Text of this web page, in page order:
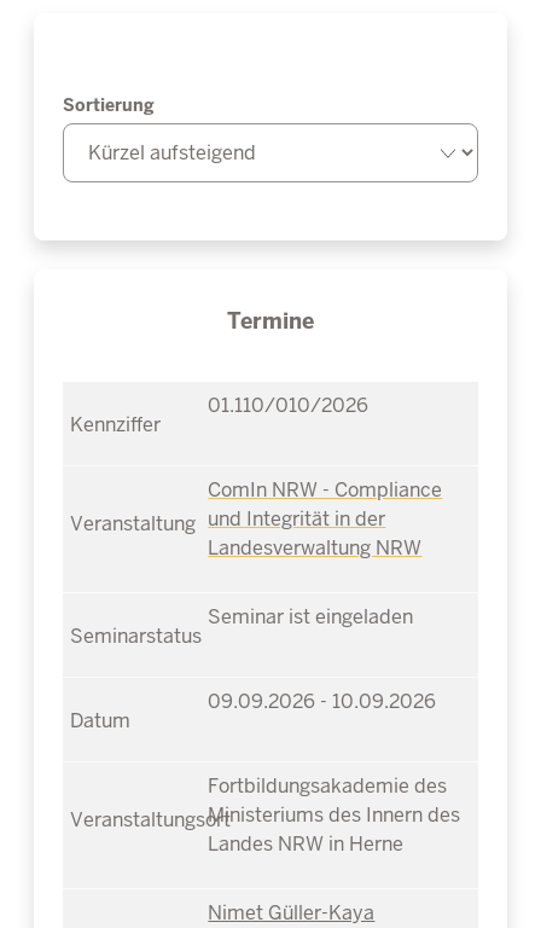
Sortierung
Termine
01.110/010/2026
ComIn NRW - Compliance
und Integrität in der
Landesverwaltung NRW
Seminar ist eingeladen
09.09.2026 - 10.09.2026
Fortbildungsakademie des
Ministeriums des Innern des
Landes NRW in Herne
Nimet Güller-Kaya